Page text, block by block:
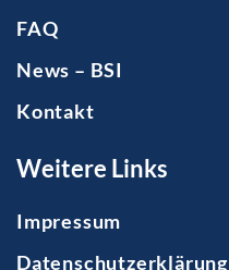
FAQ
News – BSI
Kontakt
Weitere Links
Impressum
Datenschutzerklärung